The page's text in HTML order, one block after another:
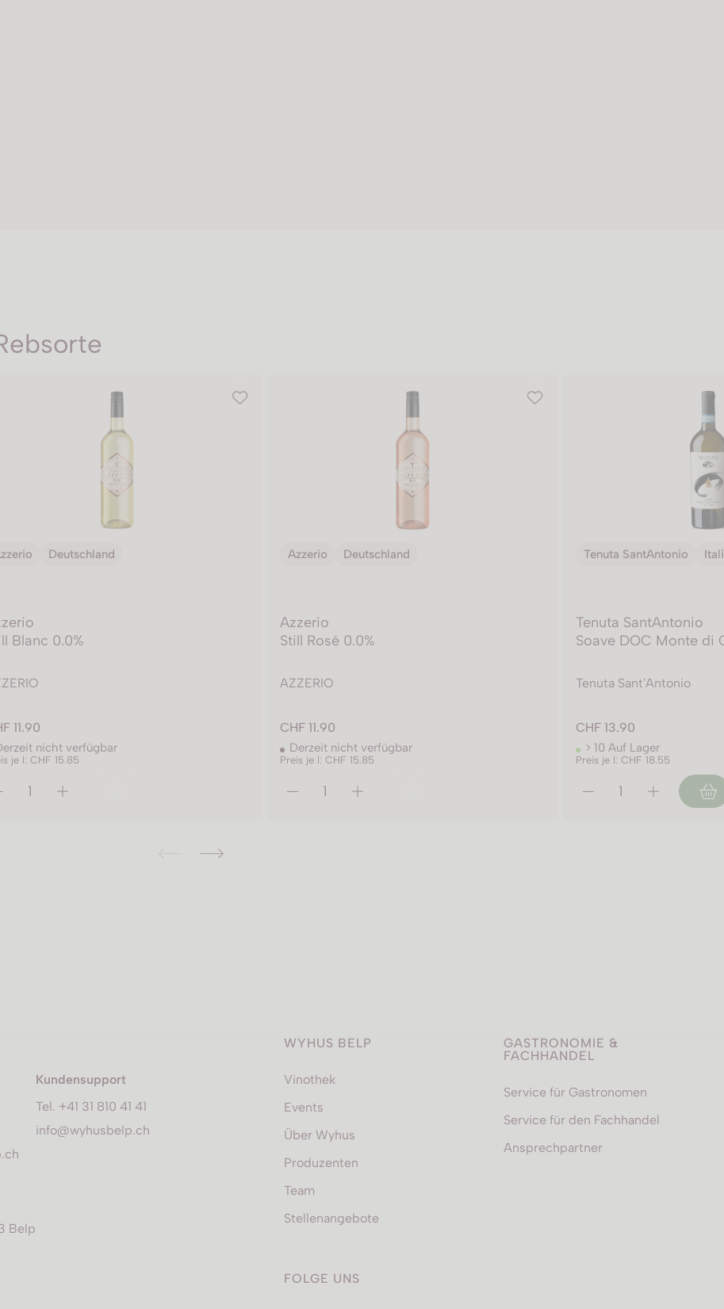
Deutschland
Blanc 0.0%
11.90
nicht verfügbar
je l: CHF 15.85
Azzerio Deutschland
Azzerio
Still Rosé 0.0%
AZZERIO
CHF 11.90
Derzeit nicht verfügbar
Preis je l: CHF 15.85
Tenuta SantAntonio
Tenuta SantAntonio
Soave DOC Monte di
Tenuta Sant'Antonio
CHF 13.90
> 10 Auf Lager
Preis je l: CHF 18.55
Belp
Kundensupport
Tel. +41 31 810 41 41
info@wyhusbelp.ch
WYHUS BELP
Vinothek
Events
Über Wyhus
Produzenten
Team
Stellenangebote
GASTRONOMIE &
FACHHANDEL
Service für Gastronomen
Service für den Fachhandel
Ansprechpartner
FOLGE UNS